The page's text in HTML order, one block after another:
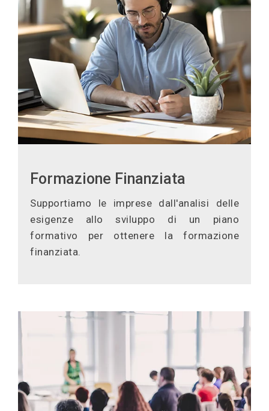
Formazione Finanziata
Supportiamo le imprese dall'analisi delle
esigenze allo sviluppo di un piano
formativo per ottenere la formazione
finanziata.